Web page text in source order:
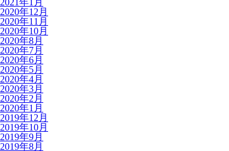
2021年1月
2020年12月
2020年11月
2020年10月
2020年8月
2020年7月
2020年6月
2020年5月
2020年4月
2020年3月
2020年2月
2020年1月
2019年12月
2019年10月
2019年9月
2019年8月